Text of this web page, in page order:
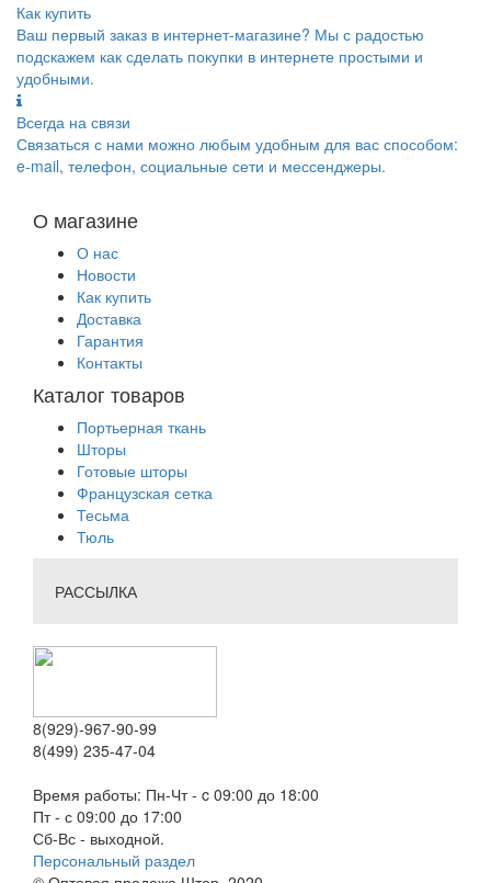
Как купить
Ваш первый заказ в интернет-магазине? Мы с радостью
подскажем как сделать покупки в интернете простыми и
удобными.
Всегда на связи
Связаться с нами можно любым удобным для вас способом:
e-mail, телефон, социальные сети и мессенджеры.
О магазине
О нас
Новости
Как купить
Доставка
Гарантия
Контакты
Каталог товаров
Портьерная ткань
Шторы
Готовые шторы
Французская сетка
Тесьма
Тюль
РАССЫЛКА
8(929)-967-90-99
8(499) 235-47-04
Время работы: Пн-Чт - c 09:00 до 18:00
Пт - с 09:00 до 17:00
Сб-Вс - выходной.
Персональный раздел